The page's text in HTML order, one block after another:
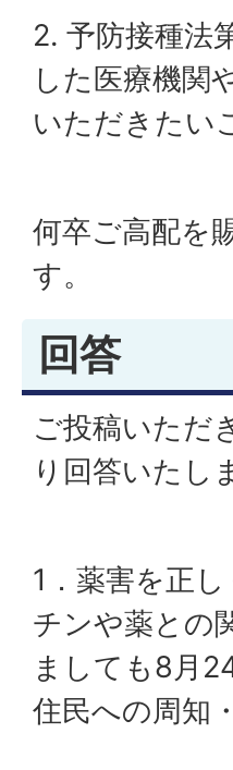
2. 予防接種法
した医療機関
いただきたい
何卒ご高配を
す。
回答
ご投稿いただ
り回答いたし
1．薬害を正
チンや薬との
ましても8月
住民への周知